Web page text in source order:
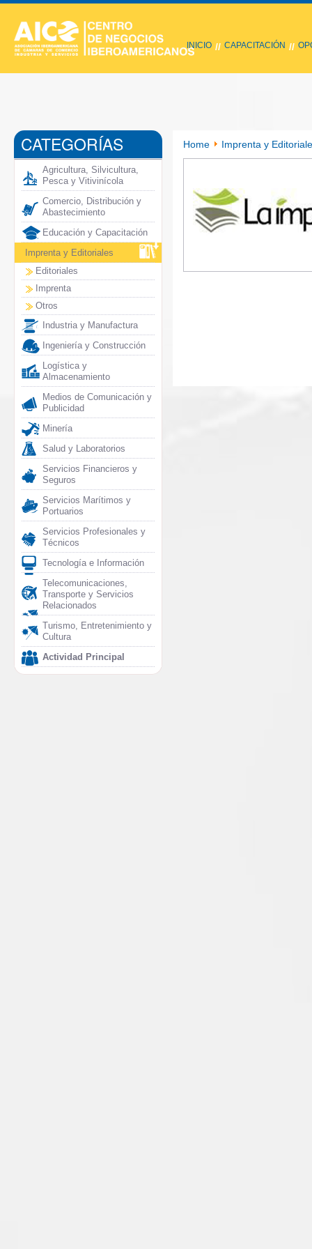
INICIO // CAPACITACIÓN //
CATEGORÍAS
Agricultura, Silvicultura,
Pesca y Vitivinícola
Comercio, Distribución y
Abastecimiento
Educación y Capacitación
Imprenta y Editoriales
Editoriales
Imprenta
Otros
Industria y Manufactura
Ingeniería y Construcción
Logística y
Almacenamiento
Medios de Comunicación y
Publicidad
Minería
Salud y Laboratorios
Servicios Financieros y
Seguros
Servicios Marítimos y
Portuarios
Servicios Profesionales y
Técnicos
Tecnología e Información
Telecomunicaciones,
Transporte y Servicios
Relacionados
Turismo, Entretenimiento y
Cultura
Actividad Principal
Home Imprenta y